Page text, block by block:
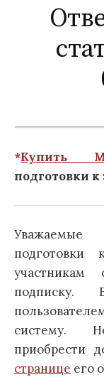
*Купить
подготовки к
подготовки
участникам
систему.
приобрести
странице его